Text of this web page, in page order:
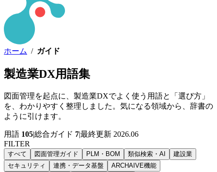
ホーム / ガイド
製造業DX用語集
図面管理を起点に、製造業DXでよく使う用語と「選び方」
を、わかりやすく整理しました。気になる領域から、辞書の
ように引けます。
用語 105|総合ガイド 7|最終更新 2026.06
FILTER
すべて 図面管理ガイド PLM・BOM 類似検索・AI
建設業
セキュリティ
連携・データ基盤
ARCHAIVE機能